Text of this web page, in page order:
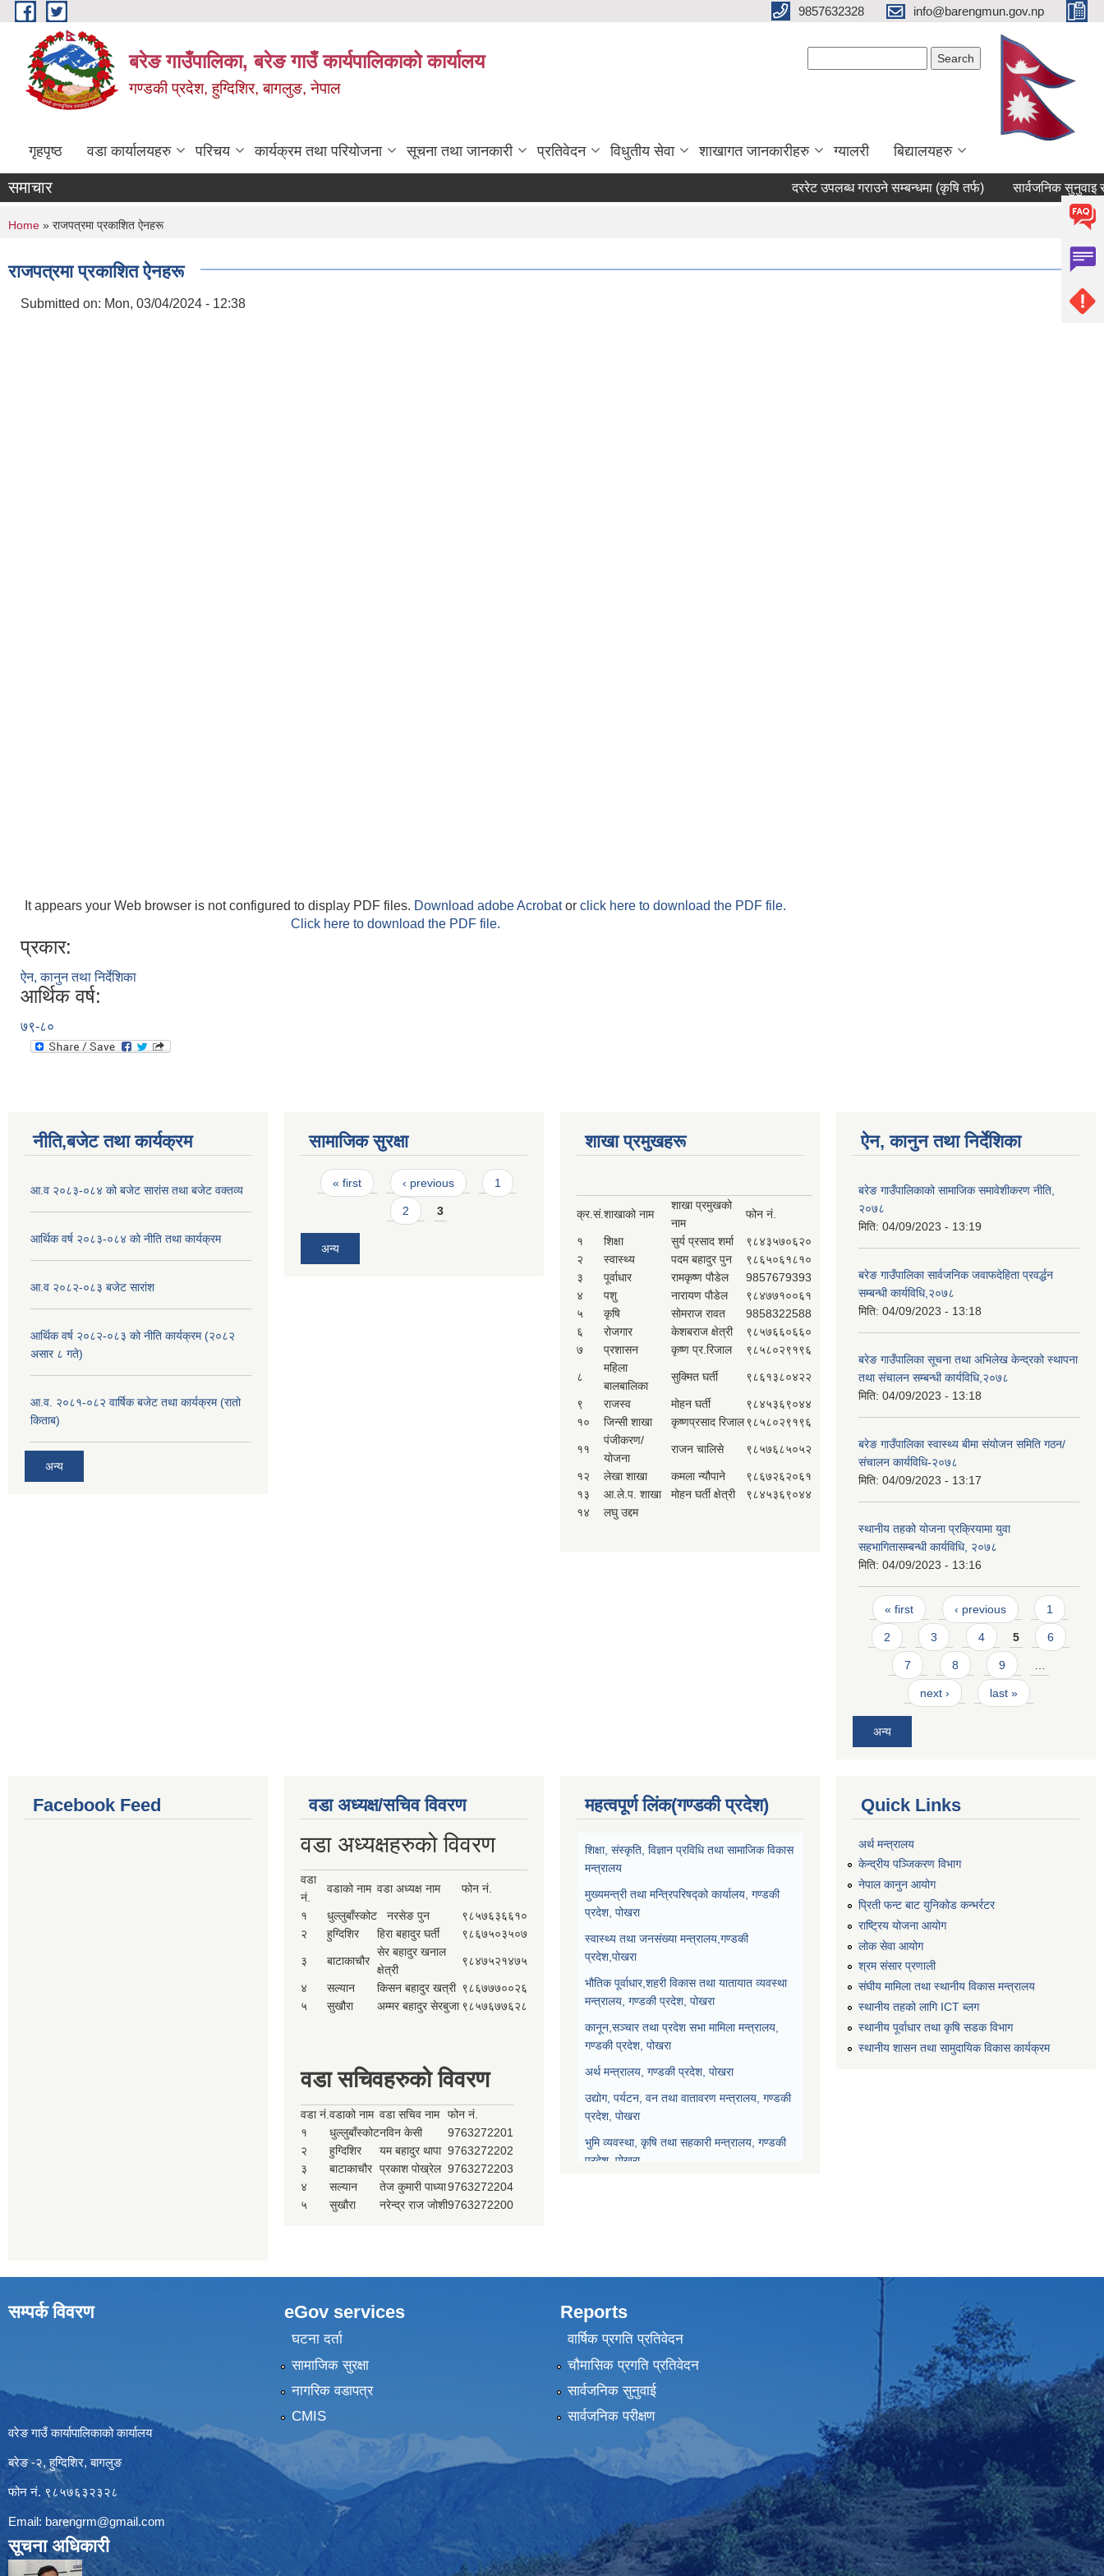
Skip to main content 9857632328 info@barengmun.gov.np
बरेङ गाउँपालिका, बरेङ गाउँ कार्यपालिकाको कार्यालय
गण्डकी प्रदेश, हुग्दिशिर, बागलुङ, नेपाल
गृहपृष्ठ वडा कार्यालयहरु परिचय कार्यक्रम तथा परियोजना सूचना तथा जानकारी प्रतिवेदन विधुतीय सेवा शाखागत जानकारीहरु ग्यालरी बिद्यालयहरु
समाचार दररेट उपलब्ध गराउने सम्बन्धमा (कृषि तर्फ) सार्वजनिक सुनुवाइ
You are here
Home » राजपत्रमा प्रकाशित ऐनहरू
राजपत्रमा प्रकाशित ऐनहरू
Submitted on: Mon, 03/04/2024 - 12:38
It appears your Web browser is not configured to display PDF files. Download adobe Acrobator click here to download the PDF file.
Click here to download the PDF file.
प्रकार:
ऐन, कानुन तथा निर्देशिका
आर्थिक वर्ष:
७९-८०
नीति,बजेट तथा कार्यक्रम
आ.व २०८३-०८४ को बजेट सारांस तथा बजेट वक्तव्य
आर्थिक वर्ष २०८३-०८४ को नीति तथा कार्यक्रम
आ.व २०८२-०८३ बजेट सारांश
आर्थिक वर्ष २०८२-०८३ को नीति कार्यक्रम (२०८२
असार ८ गते)
आ.व. २०८१-०८२ वार्षिक बजेट तथा कार्यक्रम (रातो
किताब)
अन्य
सामाजिक सुरक्षा
Pages
« first ‹ previous 1
2 3
अन्य
शाखा प्रमुखहरू
क्र.सं.शाखाको नाम
शाखा प्रमुखको
नाम
फोन नं.
१ शिक्षा सुर्य प्रसाद शर्मा
९८४३५७०६२०
२
स्वास्थ्य पदम बहादुर पुन
९८६५०६१८१०
३
पूर्वाधार रामकृष्ण पौडेल
9857679393
४
पशु नारायण पौडेल
९८४७७१००६१
५
कृषि सोमराज रावत
9858322588
६
रोजगार केशबराज क्षेत्री
९८५७६६०६६०
७
प्रशासन कृष्ण प्र.रिजाल ९८५८०२९१९६
८
महिला
बालबालिका
सुक्मित घर्ती ९८६१३८०४२२
९ राजस्व मोहन घर्ती
९८४५३६९०४४
१०
जिन्सी शाखा कृष्णप्रसाद रिजाल९८५८०२९१९६
११
पंजीकरण/
योजना
राजन चालिसे ९८५७६८५०५२
१२ लेखा शाखा कमला न्यौपाने
९८६७२६२०६१
१३
आ.ले.प. शाखा मोहन घर्ती क्षेत्री
९८४५३६९०४४
१४
लघु उद्दम
ऐन, कानुन तथा निर्देशिका
बरेङ गाउँपालिकाको सामाजिक समावेशीकरण नीति,
२०७८
मिति: 04/09/2023 - 13:19
बरेङ गाउँपालिका सार्वजनिक जवाफदेहिता प्रवर्द्धन
सम्बन्धी कार्यविधि,२०७८
मिति: 04/09/2023 - 13:18
बरेङ गाउँपालिका सूचना तथा अभिलेख केन्द्रको स्थापना
तथा संचालन सम्बन्धी कार्यविधि,२०७८
मिति: 04/09/2023 - 13:18
बरेङ गाउँपालिका स्वास्थ्य बीमा संयोजन समिति गठन/
संचालन कार्यविधि-२०७८
मिति: 04/09/2023 - 13:17
स्थानीय तहको योजना प्रक्रियामा युवा
सहभागितासम्बन्धी कार्यविधि, २०७८
मिति: 04/09/2023 - 13:16
Pages
« first ‹ previous 1
2 3 4 5 6
7 8 9 …
next › last »
अन्य
Facebook Feed वडा अध्यक्ष/सचिव विवरण
वडा अध्यक्षहरुको विवरण
वडा
नं.
वडाको नाम वडा अध्यक्ष नाम फोन नं.
१ धुल्लुबाँस्कोट नरसेङ पुन
९८५७६३६६१०
२
हुग्दिशिर हिरा बहादुर घर्ती ९८६७५०३५०७
३ बाटाकाचौर
सेर बहादुर खनाल
क्षेत्री
९८४७५२१४७५
४ सल्यान किसन बहादुर खत्री ९८६७७७००२६
५
सुखौरा अम्मर बहादुर सेरबुजा ९८५७६७७६२८
वडा सचिवहरुको विवरण
वडा नं. वडाको नाम वडा सचिव नाम
फोन नं.
१
धुल्लुबाँस्कोटनविन केसी
9763272201
२
हुग्दिशिर यम बहादुर थापा 9763272202
३
बाटाकाचौर प्रकाश पोख्रेल 9763272203
४
सल्यान तेज कुमारी पाध्या9763272204
५
सुखौरा नरेन्द्र राज जोशी9763272200
महत्वपूर्ण लिंक(गण्डकी प्रदेश)
शिक्षा, संस्कृति, विज्ञान प्रविधि तथा सामाजिक विकास
मन्त्रालय
मुख्यमन्त्री तथा मन्त्रिपरिषद्को कार्यालय, गण्डकी
प्रदेश, पोखरा
स्वास्थ्य तथा जनसंख्या मन्त्रालय,गण्डकी
प्रदेश,पोखरा
भौतिक पूर्वाधार,शहरी विकास तथा यातायात व्यवस्था
मन्त्रालय, गण्डकी प्रदेश, पोखरा
कानून,सञ्चार तथा प्रदेश सभा मामिला मन्त्रालय,
गण्डकी प्रदेश, पोखरा
अर्थ मन्त्रालय, गण्डकी प्रदेश, पोखरा
उद्योग, पर्यटन, वन तथा वातावरण मन्त्रालय, गण्डकी
प्रदेश, पोखरा
भुमि व्यवस्था, कृषि तथा सहकारी मन्त्रालय, गण्डकी
प्रदेश, पोखरा
Quick Links
अर्थ मन्त्रालय
केन्द्रीय पञ्जिकरण विभाग
नेपाल कानुन आयोग
प्रिती फन्ट बाट युनिकोड कन्भर्रटर
राष्ट्रिय योजना आयोग
लोक सेवा आयोग
श्रम संसार प्रणाली
संघीय मामिला तथा स्थानीय विकास मन्त्रालय
स्थानीय तहको लागि ICT ब्लग
स्थानीय पूर्वाधार तथा कृषि सडक विभाग
स्थानीय शासन तथा सामुदायिक विकास कार्यक्रम
सम्पर्क विवरण
वरेङ गाउँ कार्यापालिकाको कार्यालय
बरेङ -२, हुग्दिशिर, बागलुङ
फोन नं. ९८५७६३२३२८
Email: barengrm@gmail.com
सूचना अधिकारी
eGov services
घटना दर्ता
सामाजिक सुरक्षा
नागरिक वडापत्र
CMIS
Reports
वार्षिक प्रगति प्रतिवेदन
चौमासिक प्रगति प्रतिवेदन
सार्वजनिक सुनुवाई
सार्वजनिक परीक्षण